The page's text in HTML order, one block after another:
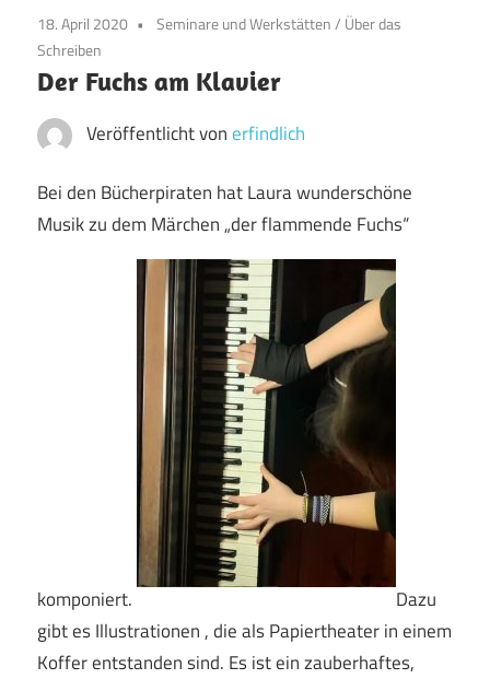
18. April 2020 Seminare und Werkstätten/ Über das
Schreiben
Der Fuchs am Klavier
Veröffentlicht vonerfindlich
Bei den Bücherpiraten hat Laura wunderschöne
Musik zu dem Märchen „der flammende Fuchs“
komponiert.
Dazu
gibt es Illustrationen , die als Papiertheater in einem
Koffer entstanden sind. Es ist ein zauberhaftes,